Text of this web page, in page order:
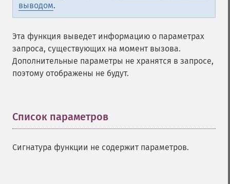
выводом.
Эта функция выведет информацию о параметрах
запроса, существующих на момент вызова.
Дополнительные параметры не хранятся в запросе,
поэтому отображены не будут.
Список параметров
Сигнатура функции не содержит параметров.